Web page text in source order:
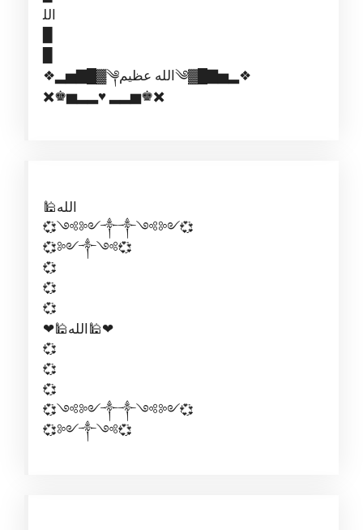
ﺍﻟﻠ
❖▂▅▇█▓༆︎الله عظيم༄︎▓█▇▅▂❖
✖️♚▅▂▂♥️ ▂▂▅♚✖️
🕌الله
💞༺༻༒༒༺༻💞
💞༻༒༺💞
💞
💞
💞
❤🕌الله🕌❤
💞
💞
💞
💞༺༻༒༒༺༻💞
💞༻༒༺💞